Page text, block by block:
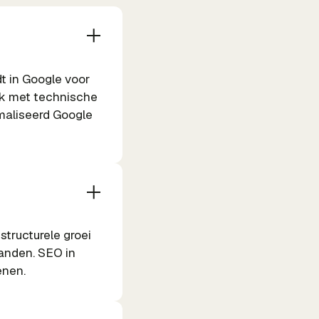
in Google voor
met technische
Google
groei
SEO in